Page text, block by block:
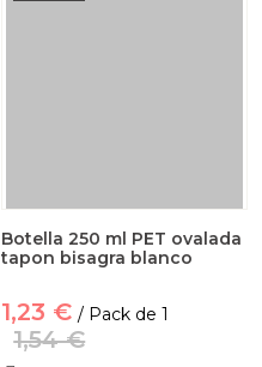
Botella 250 ml PET ovalada
tapon bisagra blanco
1,23 € / Pack de 1
1,54 €